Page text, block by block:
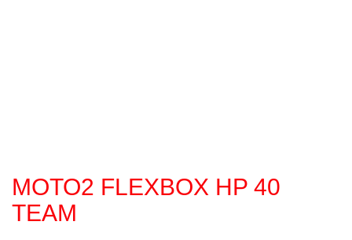
MOTO2 FLEXBOX HP 40
TEAM